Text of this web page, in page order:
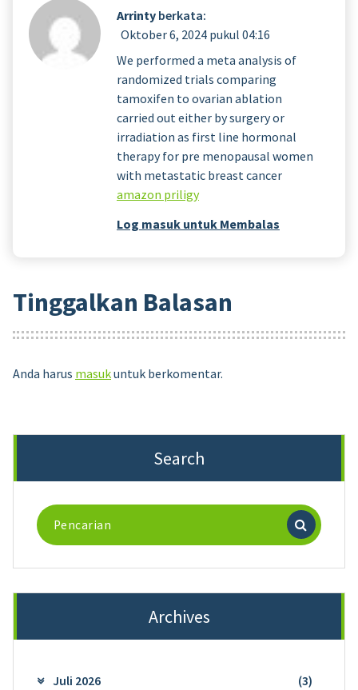
Arrinty berkata:
Oktober 6, 2024 pukul 04:16
We performed a meta analysis of
randomized trials comparing
tamoxifen to ovarian ablation
carried out either by surgery or
irradiation as first line hormonal
therapy for pre menopausal women
with metastatic breast cancer
amazon priligy
Log masuk untuk Membalas
Tinggalkan Balasan
Anda harus masukuntuk berkomentar.
Search
Pencarian
untuk:
Archives
Juli 2026 (3)